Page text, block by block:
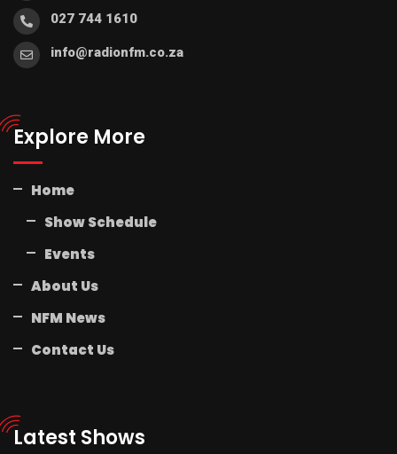
027 744 1610
info@radionfm.co.za
Explore More
Home
Show Schedule
Events
About Us
NFM News
Contact Us
Latest Shows